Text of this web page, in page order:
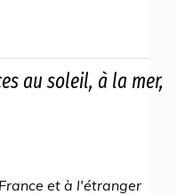
au soleil, à la mer,
et à l'étranger